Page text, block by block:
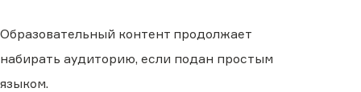
Образовательный контент продолжает
набирать аудиторию, если подан простым
языком.